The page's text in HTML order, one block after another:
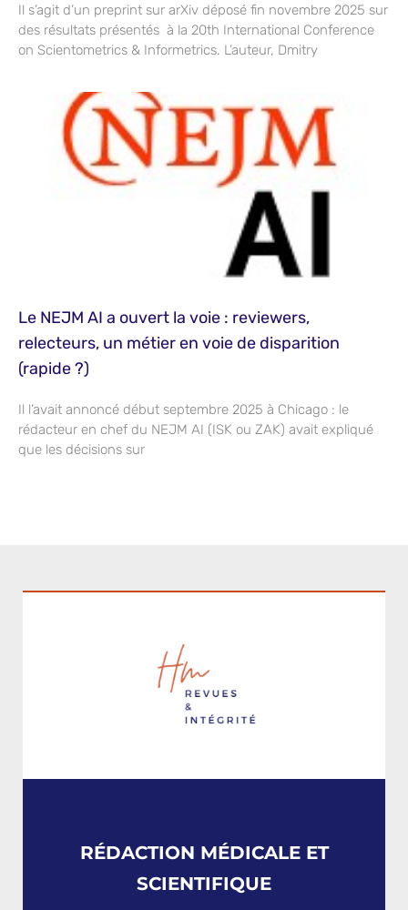
Il s’agit d’un preprint sur arXiv déposé fin novembre 2025 sur
des résultats présentés à la 20th International Conference
on Scientometrics & Informetrics. L’auteur, Dmitry
Le NEJM AI a ouvert la voie : reviewers,
relecteurs, un métier en voie de disparition
(rapide ?)
Il l’avait annoncé début septembre 2025 à Chicago : le
rédacteur en chef du NEJM AI (ISK ou ZAK) avait expliqué
que les décisions sur
RÉDACTION MÉDICALE ET
SCIENTIFIQUE